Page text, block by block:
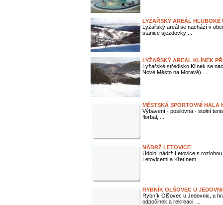
LYŽAŘSKÝ AREÁL HLUBOKÉ
Lyžařský areál se nachází v
stanice sjezdovky ...
LYŽAŘSKÝ AREÁL KLÍNEK
Lyžařské středisko Klínek se
Nové Město na Moravě). ...
MĚSTSKÁ SPORTOVNÍ HALA
Výbavení - posilovna - stolní
florbal, ...
NÁDRŽ LETOVICE
Údolní nádrž Letovice s
Letovicemi a Křetínem ...
RYBNÍK OLŠOVEC U
Rybník Olšovec u Jedovnic, u
odpočinek a rekreaci. ...